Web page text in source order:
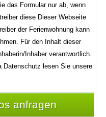
das Formular nur ab, wenn
diese Dieser Webseite
der Ferienwohnung kann
Für den Inhalt dieser
Inhaber verantwortlich.
Datenschutz lesen Sie unsere